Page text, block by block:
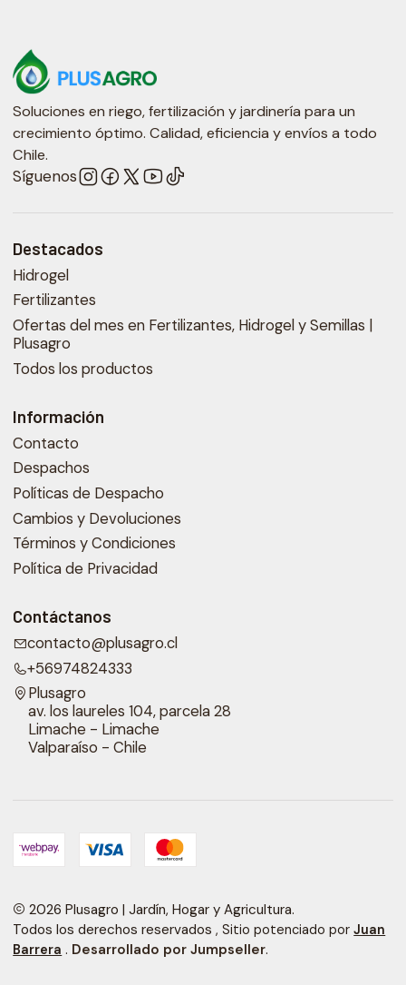
Soluciones en riego, fertilización y jardinería para un
crecimiento óptimo. Calidad, eficiencia y envíos a todo
Chile.
Síguenos
Destacados
Hidrogel
Fertilizantes
Ofertas del mes en Fertilizantes, Hidrogel y Semillas |
Plusagro
Todos los productos
Información
Contacto
Despachos
Políticas de Despacho
Cambios y Devoluciones
Términos y Condiciones
Política de Privacidad
Contáctanos
contacto@plusagro.cl
+56974824333
Plusagro
av. los laureles 104, parcela 28
Limache - Limache
Valparaíso - Chile
2026 Plusagro | Jardín, Hogar y Agricultura.
Todos los derechos reservados , Sitio potenciado porJuan
Barrera . Desarrollado por Jumpseller.